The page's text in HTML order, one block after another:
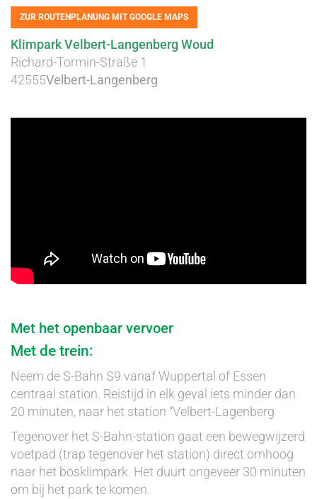
ZUR ROUTENPLANUNG MIT GOOGLE MAPS
Klimpark Velbert-Langenberg Woud
Richard-Tormin-Straße 1
42555Velbert-Langenberg
Met het openbaar vervoer
Met de trein:
Neem de S-Bahn S9 vanaf Wuppertal of Essen
centraal station. Reistijd in elk geval iets minder dan
20 minuten, naar het station “Velbert-Lagenberg
Tegenover het S-Bahn-station gaat een bewegwijzerd
voetpad (trap tegenover het station) direct omhoog
naar het bosklimpark. Het duurt ongeveer 30 minuten
om bij het park te komen.